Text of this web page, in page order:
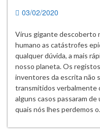
03/02/2020
Vírus gigante descoberto
humano as catástrofes
qualquer dúvida, a mais
nosso planeta. Os
inventores da escrita não
transmitidos verbalmente
alguns casos passaram de
quais nós lhes perdemos